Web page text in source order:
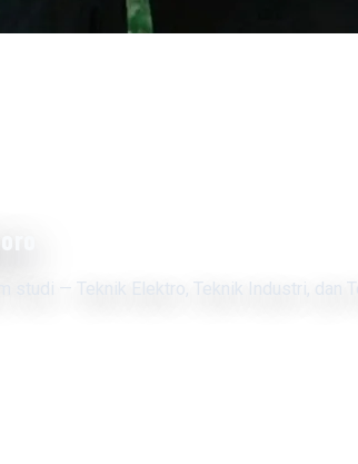
studi — Teknik Elektro, Teknik Industri,